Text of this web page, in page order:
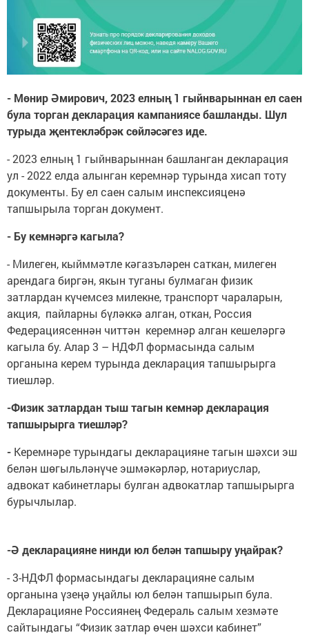
- Мөнир Әмирович, 2023 елның 1 гыйнварыннан ел саен
була торган декларация кампаниясе башланды. Шул
турыда җентекләбрәк сөйләсәгез иде.
- 2023 елның 1 гыйнварыннан башланган декларация
ул - 2022 елда алынган керемнәр турында хисап тоту
документы. Бу ел саен салым инспексияценә
тапшырыла торган документ.
- Бу кемнәргә кагыла?
- Милеген, кыйммәтле кәгазъләрен саткан, милеген
арендага биргән, якын туганы булмаган физик
затлардан күчемсез милекне, транспорт чараларын,
акция, пайларны бүләккә алган, откан, Россия
Федерациясеннән читтән керемнәр алган кешеләргә
кагыла бу. Алар 3 – НДФЛ формасында салым
органына керем турында декларация тапшырырга
тиешләр.
-Физик затлардан тыш тагын кемнәр декларация
тапшырырга тиешләр?
- Керемнәре турындагы декларацияне тагын шәхси эш
белән шөгыльләнүче эшмәкәрләр, нотариуслар,
адвокат кабинетлары булган адвокатлар тапшырырга
бурычлылар.
-Ә декларацияне нинди юл белән тапшыру уңайрак?
- 3-НДФЛ формасындагы декларацияне салым
органына үзеңә уңайлы юл белән тапшырып була.
Декларацияне Россиянең Федераль салым хезмәте
сайтындагы “Физик затлар өчен шәхси кабинет”